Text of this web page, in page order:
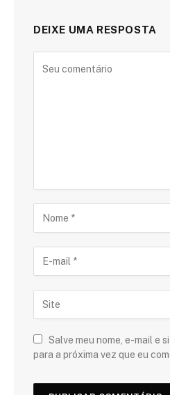
DEIXE UMA RESPOSTA
Salve meu nome, e-mail e
para a próxima vez que eu